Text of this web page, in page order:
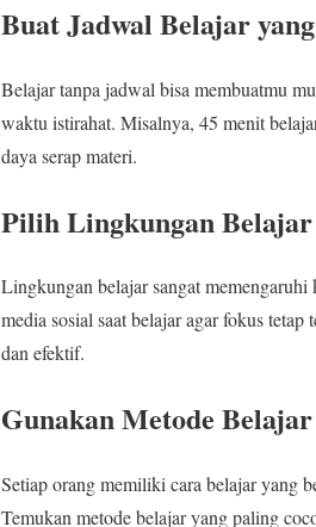
Buat Jadwal Belajar
Belajar tanpa jadwal bisa membuatmu
waktu istirahat. Misalnya, 45 menit
daya serap materi.
Pilih Lingkungan Belajar
Lingkungan belajar sangat
media sosial saat belajar agar fokus
dan efektif.
Gunakan Metode
Setiap orang memiliki cara belajar yang
Temukan metode belajar yang paling